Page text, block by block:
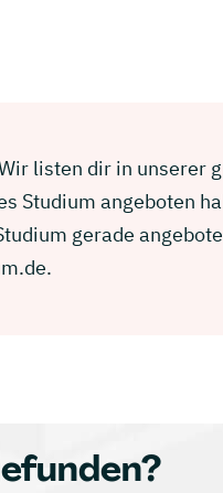
listen dir in unserer
Studium angeboten
gerade